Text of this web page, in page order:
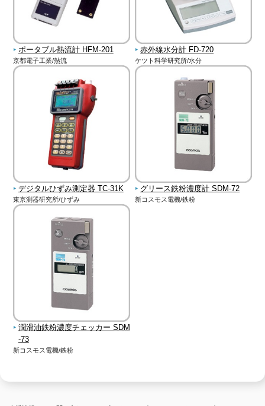
ポータブル熱流計 HFM-201
京都電子工業/熱流
赤外線水分計 FD-720
ケツト科学研究所/水分
デジタルひずみ測定器 TC-31K
東京測器研究所/ひずみ
グリース鉄粉濃度計 SDM-72
新コスモス電機/鉄粉
潤滑油鉄粉濃度チェッカー SDM
-73
新コスモス電機/鉄粉